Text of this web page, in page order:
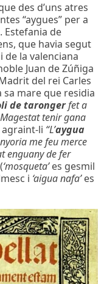
des d’uns atres
“aygues” per a
Estefania de
que havia segut
de la valenciana
Juan de Zúñiga
del rei Carles
sa mare que residia
de tarongerfet a
tenir gana
agraint-li “L’aygua
me feu merce
enguany de fer
‘mosqueta’es gesmil
i ‘aigua nafa’es